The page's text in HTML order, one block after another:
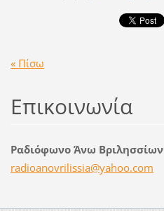
« Πίσω
Επικοινωνία
Ραδιόφωνο Άνω Βριλησσίων
radioanovrilissia@yahoo.com